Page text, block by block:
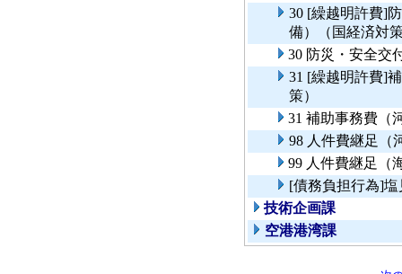
30 [繰越明許費]
備）（国経済対
30 防災・安全交
31 [繰越明許費]
策）
31 補助事務費（
98 人件費継足（
99 人件費継足（
[債務負担行為]
技術企画課
空港港湾課